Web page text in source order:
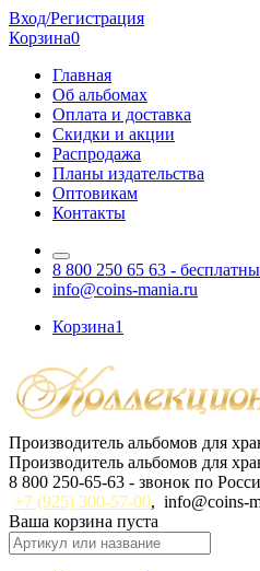
Вход/Регистрация
Корзина0
Главная
Об альбомах
Оплата и доставка
Скидки и акции
Распродажа
Планы издательства
Оптовикам
Контакты
8 800 250 65 63 -
info@coins-mania.ru
Корзина1
Производитель альбомов для
Производитель альбомов для
8 800 250-65-63 - звонок по
+7 (925) 300-57-00, info@coins-
Ваша корзина пуста